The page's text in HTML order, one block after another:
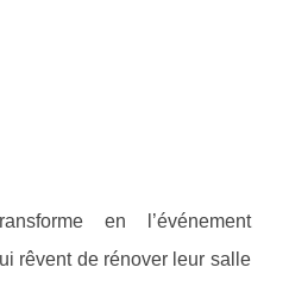
en l’événement
rêvent de rénover leur salle